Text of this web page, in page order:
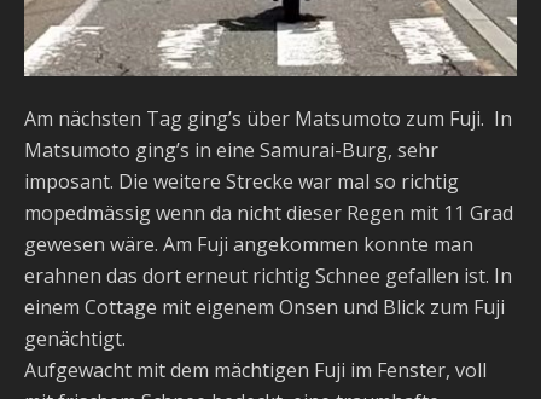
Am nächsten Tag ging’s über Matsumoto zum Fuji. In
Matsumoto ging’s in eine Samurai-Burg, sehr
imposant. Die weitere Strecke war mal so richtig
mopedmässig wenn da nicht dieser Regen mit 11 Grad
gewesen wäre. Am Fuji angekommen konnte man
erahnen das dort erneut richtig Schnee gefallen ist. In
einem Cottage mit eigenem Onsen und Blick zum Fuji
genächtigt.
Aufgewacht mit dem mächtigen Fuji im Fenster, voll